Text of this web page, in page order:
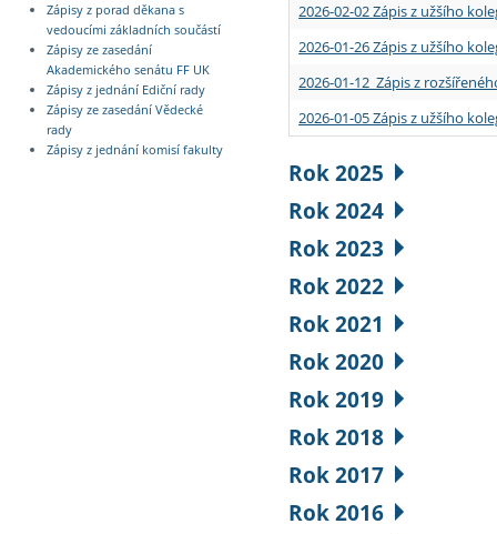
Zápisy z porad děkana s
vedoucími základních součástí
Zápisy ze zasedání
Akademického senátu FF UK
Zápisy z jednání Ediční rady
Zápisy ze zasedání Vědecké
rady
Zápisy z jednání komisí fakulty
2026-02-02 Zápis z užšího
2026-01-26 Zápis z užšího
2026-01-12 Zápis z
2026-01-05 Zápis z užšího
Rok 2025
Rok 2024
Rok 2023
Rok 2022
Rok 2021
Rok 2020
Rok 2019
Rok 2018
Rok 2017
Rok 2016